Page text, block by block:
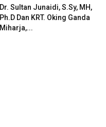
Dr. Sultan Junaidi, S.Sy, MH,
Ph.D Dan KRT. Oking Ganda
Miharja,...